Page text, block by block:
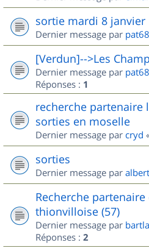
sortie mardi 8 janvier
Dernier message par
[Verdun]-->Les
Dernier message par
Réponses : 1
recherche partenaire
sorties en moselle
Dernier message par cryd
sorties
Dernier message par
Recherche
thionvilloise (57)
Dernier message par
Réponses : 2